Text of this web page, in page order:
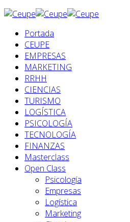
Portada
CEUPE
EMPRESAS
MARKETING
RRHH
CIENCIAS
TURISMO
LOGÍSTICA
PSICOLOGÍA
TECNOLOGÍA
FINANZAS
Masterclass
Open Class
Psicología
Empresas
Logística
Marketing